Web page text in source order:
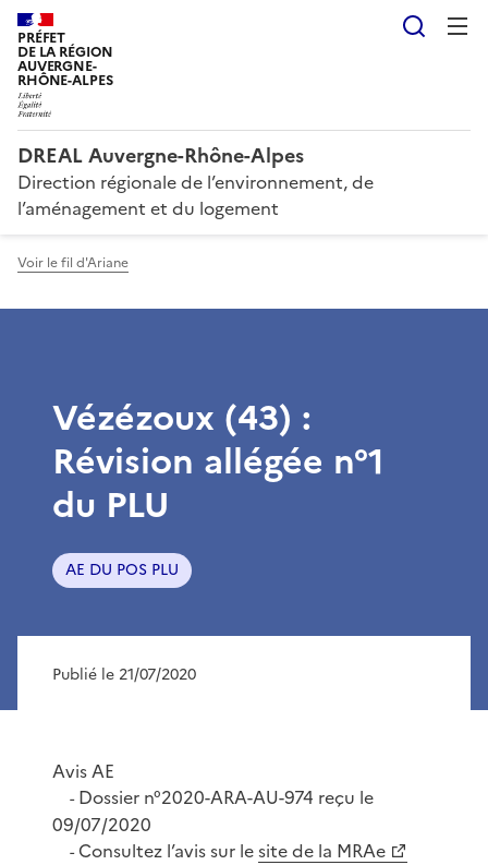
PRÉFET
DE LA RÉGION
AUVERGNE-
RHÔNE-ALPES
DREAL Auvergne-Rhône-Alpes
Direction régionale de l’environnement, de
l’aménagement et du logement
Voir le fil d'Ariane
Vézézoux (43) :
Révision allégée n°1
du PLU
AE DU POS PLU
Publié le 21/07/2020
Avis AE
-Dossier n°2020-ARA-AU-974 reçu le
09/07/2020
-Consultez l’avis sur lesite de la MRAe